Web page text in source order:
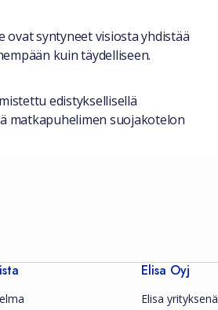
ovat syntyneet visiosta yhdistää
kuin täydelliseen.
edistyksellisellä
matkapuhelimen suojakotelon
Elisa Oyj
Elisa yrityksenä